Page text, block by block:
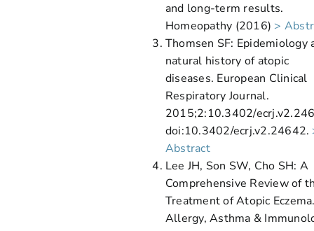
and long-term results.
Homeopathy (2016) >
Thomsen SF: Epidemiology
natural history of atopic
diseases. European Clinical
Respiratory Journal.
2015;2:10.3402/
doi:10.3402/ecrj.v2.24642.
Abstract
Lee JH, Son SW, Cho SH: A
Comprehensive Review of
Treatment of Atopic
Allergy, Asthma &